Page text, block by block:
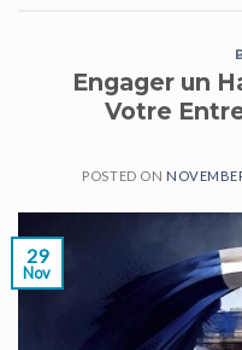
Engager un
Votre
POSTED ON
29
Nov